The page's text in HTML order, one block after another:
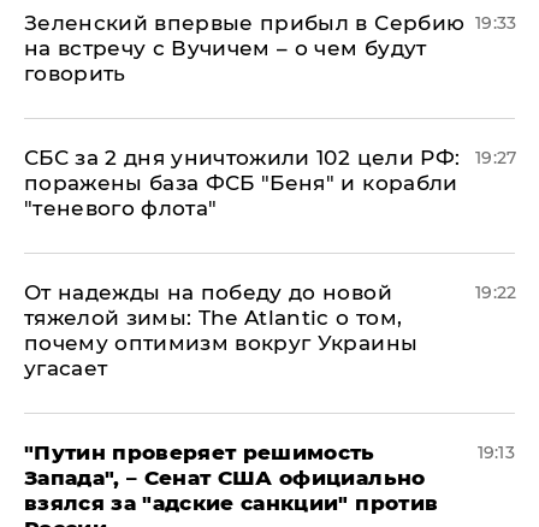
Зеленский впервые прибыл в Сербию
на встречу с Вучичем – о чем будут
говорить
19:33
СБС за 2 дня уничтожили 102 цели РФ:
поражены база ФСБ "Беня" и корабли
"теневого флота"
19:27
От надежды на победу до новой
тяжелой зимы: The Atlantic о том,
почему оптимизм вокруг Украины
угасает
19:22
"Путин проверяет решимость
Запада", – Сенат США официально
взялся за "адские санкции" против
19:13